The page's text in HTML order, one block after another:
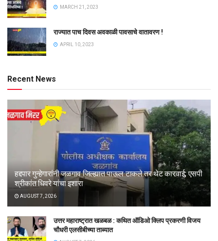
MARCH 21, 2023
राज्यात पाच दिवस अवकाळी पावसाचे वातावरण !
APRIL 10, 2023
Recent News
हद्दपार गुन्हेगारांनी जळगाव जिल्ह्यात पाऊल टाकले तर थेट कारवाई; एसपी
श्रीकांत धिवरे यांचा इशारा
AUGUST 7, 2026
उत्तर महाराष्ट्रात खळबळ : कथित ऑडिओ क्लिप प्रकरणी विजय
चौधरी एलसीबीच्या ताब्यात